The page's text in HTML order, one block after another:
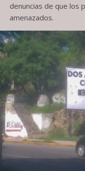
denuncias de que los
amenazados.